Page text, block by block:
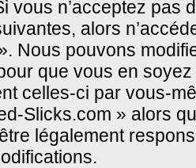
vous n’acceptez pas
alors
Nous pouvons
que vous en
celles-ci par vous-
Slicks.com » alors
légalement